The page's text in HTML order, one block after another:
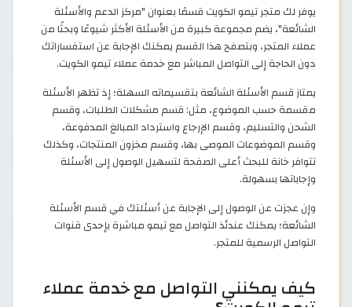
يوفر لك متجر تيمو الكويت قسمًا بعنوان "مركز الدعم والأسئلة
الشائعة"، يضم مجموعة كبيرة من الأسئلة الأكثر شيوعًا وبحثًا من
عملاء المتجر، وبتصفح هذا القسم يمكنك الإجابة عن استفساراتك
دون الحاجة إلى التواصل المباشر مع خدمة عملاء تيمو الكويت.
يمتاز قسم الأسئلة الشائعة بتقسيماته السهلة؛ إذ تظهر الأسئلة
مقسمة حسب الموضوع، مثل: قسم مشكلات الطلبات، وقسم
الشحن والتسليم، وقسم الإرجاع واسترداد المبالغ المدفوعة،
وقسم الموضوعات الموصى بها، وقسم مخزون المنتجات، وكذلك
تتوافر خانة للبحث أعلى الصفحة لتسهيل الوصول إلى الأسئلة
وإجاباتها بسهولة.
وإن عجزت عن الوصول إلى الإجابة عن أسئلتك في قسم الأسئلة
الشائعة؛ يمكنك عندئذ التواصل مع تيمو مباشرة بإحدى قنوات
التواصل الرسمية للمتجر.
كيف يمكنني التواصل مع خدمة عملاء